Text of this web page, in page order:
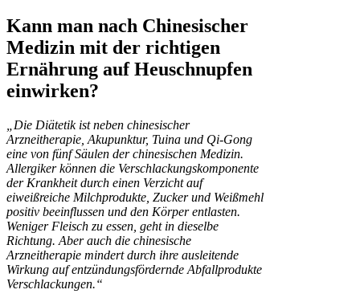
Kann man nach Chinesischer
Medizin mit der richtigen
Ernährung auf Heuschnupfen
einwirken?
„Die Diätetik ist neben chinesischer
Arzneitherapie, Akupunktur, Tuina und Qi-Gong
eine von fünf Säulen der chinesischen Medizin.
Allergiker können die Verschlackungskomponente
der Krankheit durch einen Verzicht auf
eiweißreiche Milchprodukte, Zucker und Weißmehl
positiv beeinflussen und den Körper entlasten.
Weniger Fleisch zu essen, geht in dieselbe
Richtung. Aber auch die chinesische
Arzneitherapie mindert durch ihre ausleitende
Wirkung auf entzündungsfördernde Abfallprodukte
Verschlackungen.“